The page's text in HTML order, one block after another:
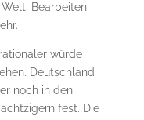
Bearbeiten
würde
Deutschland
noch in den
fest. Die